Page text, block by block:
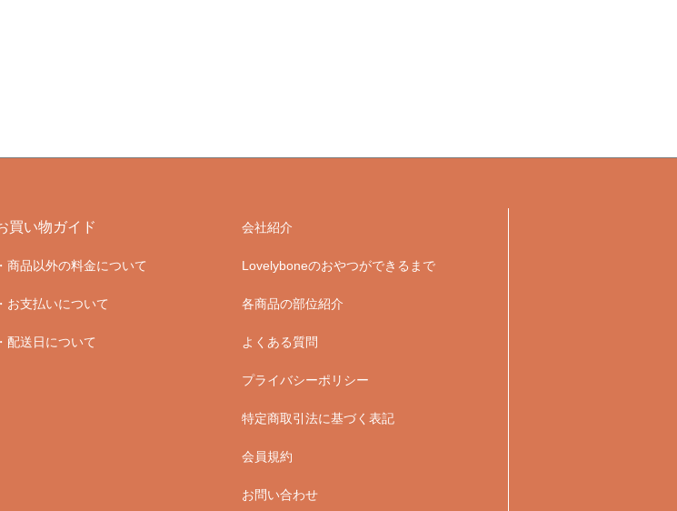
買い物ガイド
・商品以外の料金について
・お支払いについて
・配送日について
会社紹介
Lovelyboneのおやつができるまで
各商品の部位紹介
よくある質問
プライバシーポリシー
特定商取引法に基づく表記
会員規約
お問い合わせ